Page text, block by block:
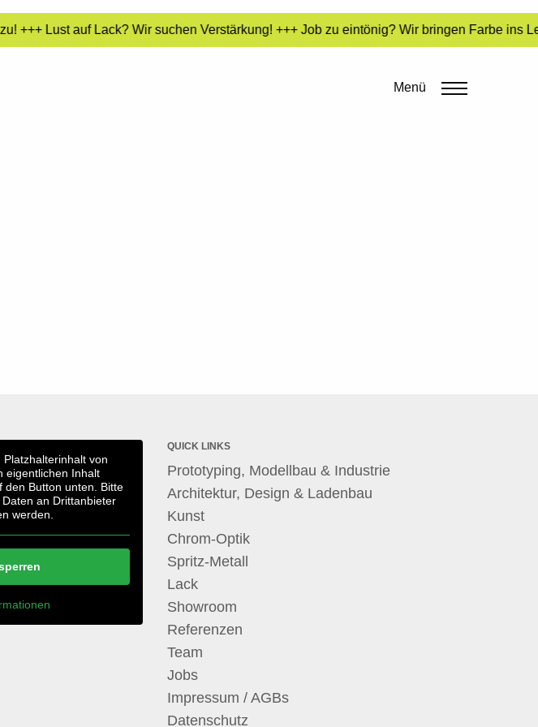
Lust auf Lack? Wir suchen Verstärkung! +++ Job zu eintönig? Wir bringen Farbe ins
Menü
von
eigentlichen Inhalt
den Button unten. Bitte
an Drittanbieter
werden.
QUICK LINKS
Prototyping, Modellbau & Industrie
Architektur, Design & Ladenbau
Kunst
Chrom-Optik
Spritz-Metall
Lack
Showroom
Referenzen
Team
Jobs
Impressum / AGBs
Datenschutz